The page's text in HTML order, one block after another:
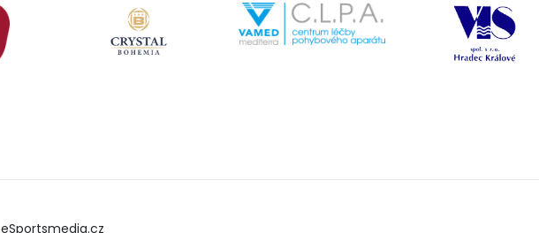
eSportsmedia.cz